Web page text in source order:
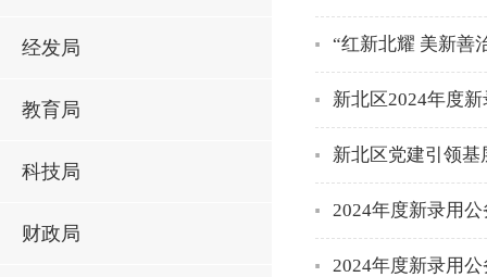
经发局
教育局
科技局
财政局
“红新北耀 美新善
新北区2024年度
新北区党建引领
2024年度新录用
2024年度新录用